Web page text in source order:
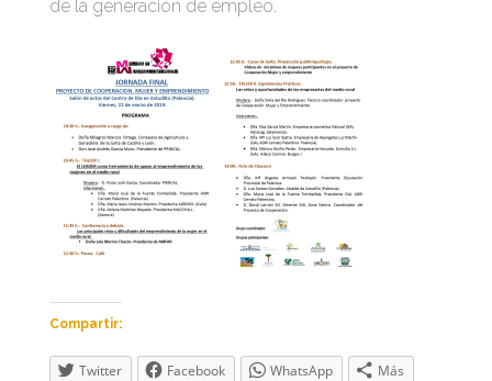
de la generación de empleo.
Compartir:
Twitter Facebook WhatsApp Más